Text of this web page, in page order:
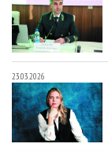
23.03.2026